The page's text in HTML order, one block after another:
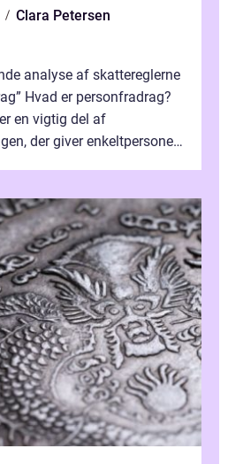
Clara Petersen
analyse af skattereglerne
Hvad er personfradrag?
en vigtig del af
der giver enkeltpersoner